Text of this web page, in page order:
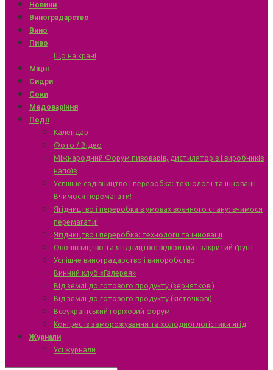
Новини
Виноградарство
Вино
Пиво
Що на крані
Міцні
Сидри
Соки
Медоваріння
Події
Календар
Фото / Відео
Міжнародний Форум пивоварів, дистиляторів і виробників
напоїв
Успішне садівництво і переробка: технології та інновації.
Вчимося перемагати!
Ягідництво і переробка в умовах воєнного стану: вчимося
перемагати!
Ягідництво і переробка: технології та інновації
Овочівництво та ягідництво: відкритий і закритий ґрунт
Успішне виноградарство і виноробство
Винний клуб «Галерея»
Від землі до готового продукту (зерняткові)
Від землі до готового продукту (кісточкові)
Всеукраїнський горіховий форум
Конгрес із заморожування та холодної логістики ягід
Журнали
Усі журнали